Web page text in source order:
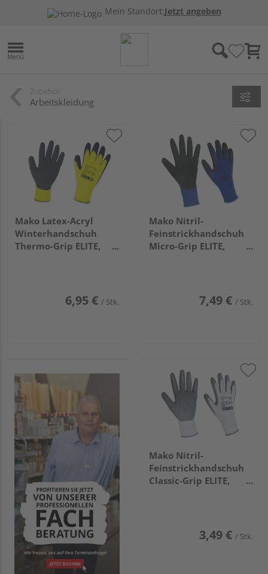
Mein Standort:Jetzt angeben
Arbeitskleidung
Mako Latex-Acryl
Winterhandschuh
Thermo-Grip ELITE,
6,95 € / Stk.
Mako Nitril-
Feinstrickhandschuh
Micro-Grip ELITE,
7,49 € / Stk.
Mako Nitril-
Feinstrickhandschuh
Classic-Grip ELITE,
3,49 € / Stk.